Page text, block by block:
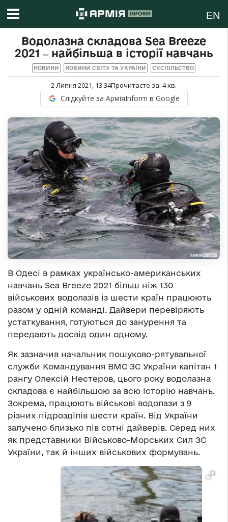
EN
Водолазна складова Sea Breeze
2021 ‒ найбільша в історії навчань
НОВИНИ НОВИНИ СВІТУ ТА УКРАЇНИ СУСПІЛЬСТВО
2 Липня 2021, 13:34Прочитаєте за: 4хв.
Слідкуйте за АрміяInform в Google
В Одесі в рамках українсько-американських
навчань Sea Breeze 2021 більш ніж 130
військових водолазів із шести країн працюють
разом у одній команді. Дайвери перевіряють
устаткування, готуються до занурення та
передають досвід один одному.
Як зазначив начальник пошуково-рятувальної
служби Командування ВМС ЗС України капітан 1
рангу Олексій Нестеров, цього року водолазна
складова є найбільшою за всю історію навчань.
Зокрема, працюють військові водолази з 9
різних підрозділів шести країн. Від України
залучено близько пів сотні дайверів. Серед них
як представники Військово-Морських Сил ЗС
України, так й інших військових формувань.